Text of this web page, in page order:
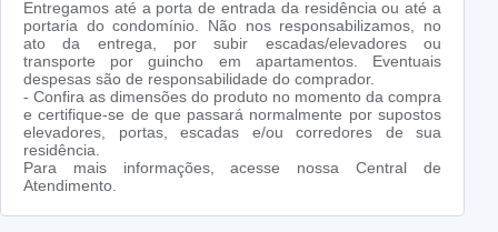
Entregamos até a porta de entrada da residência ou até a
portaria do condomínio. Não nos responsabilizamos, no
ato da entrega, por subir escadas/elevadores ou
transporte por guincho em apartamentos. Eventuais
despesas são de responsabilidade do comprador.
- Confira as dimensões do produto no momento da compra
e certifique-se de que passará normalmente por supostos
elevadores, portas, escadas e/ou corredores de sua
residência.
Para mais informações, acesse nossa Central de
Atendimento.